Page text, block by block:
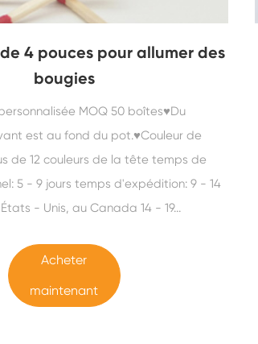
4 pouces pour allumer des
bougies
MOQ 50 boîtes♥Du
est au fond du pot.♥Couleur de
de 12 couleurs de la tête temps de
5 - 9 jours temps d'expédition: 9 - 14
- Unis, au Canada 14 - 19...
Acheter
maintenant